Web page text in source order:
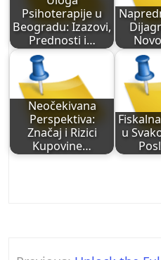
Psihoterapije u
Beogradu: Izazovi,
Prednosti i…
Neočekivana
Perspektiva:
Značaj i Rizici
Kupovine…
u
Post